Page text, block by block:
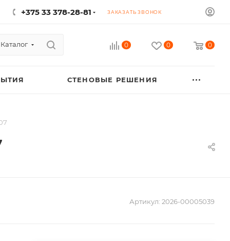
+375 33 378-28-81 ЗАКАЗАТЬ ЗВОНОК
Каталог 0 0 0
СТЕНОВЫЕ РЕШЕНИЯ
Артикул: 2026-00005039